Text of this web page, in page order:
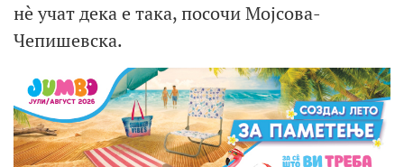
нè учат дека е така, посочи Мојсова-
Чепишевска.